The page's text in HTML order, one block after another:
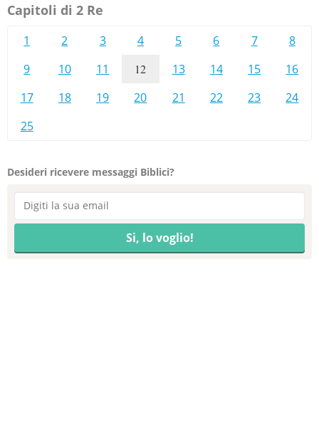
Capitoli di 2 Re
1 2 3 4 5 6 7
8
9
10 11 12 13 14 15
16
17
18 19 20 21 22 23
24
25
Desideri ricevere messaggi Biblici?